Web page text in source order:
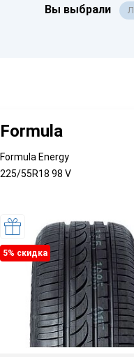
Вы выбрали
Formula
Formula Energy
225/55R18 98 V
5% cкидка